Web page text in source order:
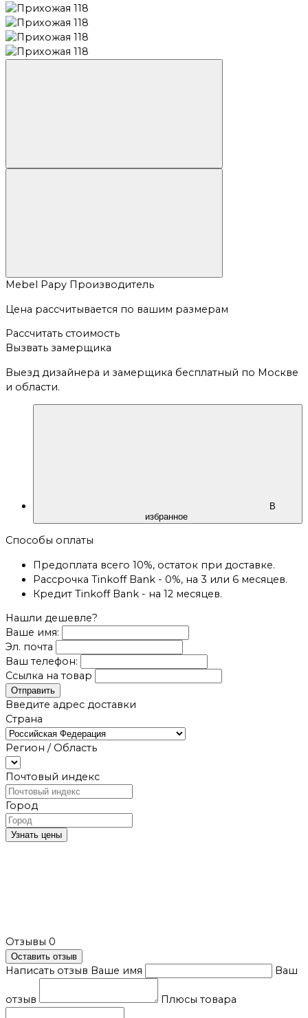
Mebel Papy Производитель
Цена рассчитывается по вашим размерам
Рассчитать стоимость
Вызвать замерщика
Выезд дизайнера и замерщика бесплатный по Москве
и области.
В
избранное
Способы оплаты
Предоплата всего 10%, остаток при доставке.
Рассрочка Tinkoff Bank - 0%, на 3 или 6 месяцев.
Кредит Tinkoff Bank - на 12 месяцев.
Нашли дешевле?
Ваше имя:
Эл. почта
Ваш телефон:
Ссылка на товар
Отправить
Введите адрес доставки
Страна
Регион / Область
Почтовый индекс
Город
Узнать цены
Отзывы 0
Оставить отзыв
Написать отзыв Ваше имя Ваш
отзыв Плюсы товара